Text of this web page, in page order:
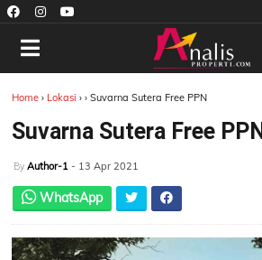
Home › Lokasi › › Suvarna Sutera Free PPN
Suvarna Sutera Free PPN
By Author-1 - 13 Apr 2021
WhatsApp